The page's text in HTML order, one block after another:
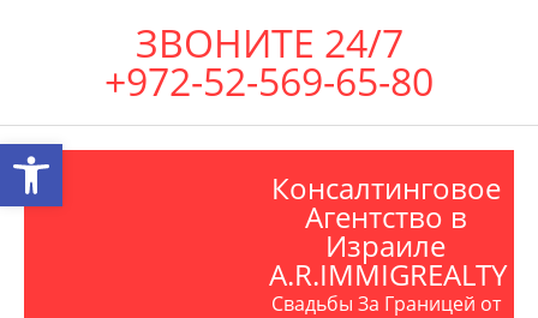
ЗВОНИТЕ 24/7
+972-52-569-65-80
Консалтинговое
Агентство в
Израиле
A.R.IMMIGREALTY
Свадьбы За Границей от
Открыть панель инструментов